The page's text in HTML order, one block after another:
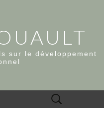
sur le développement
Rechercher :